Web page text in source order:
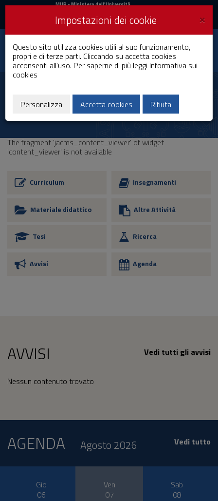
Vai
al
navigazione
sito
Vai
MIUR
Accedi
MUR- Ministero dell'Università
Accedi UniCA News
Toggle
navigation
Università degli
Studi di Cagliari
The fragment 'jacms_content_viewer' of widget
'content_viewer' is not available
Curriculum Insegnamenti
Materiale didattico Altre Attività
Tesi Ricerca
Avvisi Agenda
AVVISI Vedi tutti gli avvisi
Nessun contenuto trovato
AGENDA Agosto 2026 Vedi tutto
Gio
06
Ven
07
Sab
08
×
Impostazioni dei cookie
Questo sito utilizza cookies utili al suo funzionamento,
propri e di terze parti. Cliccando su accetta cookies
acconsenti all'uso. Per saperne di più leggi Informativa sui
cookies
Personalizza Accetta cookies Rifiuta